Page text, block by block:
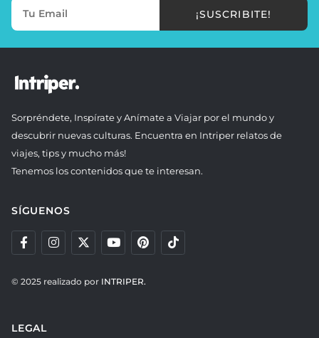
¡SUSCRIBITE!
Sorpréndete, Inspírate y Anímate a Viajar por el mundo y
descubrir nuevas culturas. Encuentra en Intriper relatos de
viajes, tips y mucho más!
Tenemos los contenidos que te interesan.
SÍGUENOS
© 2025 realizado por INTRIPER.
LEGAL